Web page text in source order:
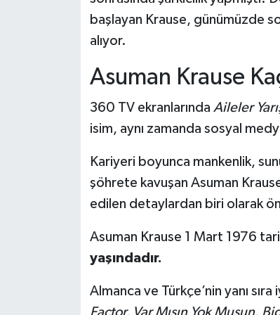
başlayan Krause, günümüzde
alıyor.
Asuman Krause
360 TV ekranlarında Aileler
isim, aynı zamanda sosyal
Kariyeri boyunca mankenlik,
şöhrete kavuşan Asuman
edilen detaylardan biri olarak
Asuman Krause 1 Mart 1976
yaşındadır.
Almanca ve Türkçe’nin yanı
Resmi İlanlar